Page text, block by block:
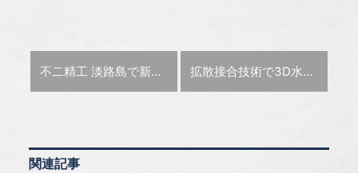
前の記事 :
不二精工 淡路島で新工場を稼働し、大型化対応や研究開発を強化【金型の底力】 次の記事 :
拡散接合技術で3D水管を自由に設計 特殊電極【金型テクノラボ】
関連記事